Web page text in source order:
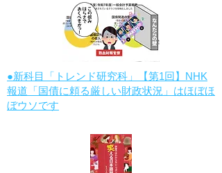
●新科目「トレンド研究科」【第1回】NHK
報道「国債に頼る厳しい財政状況」はほぼほ
ぼウソです